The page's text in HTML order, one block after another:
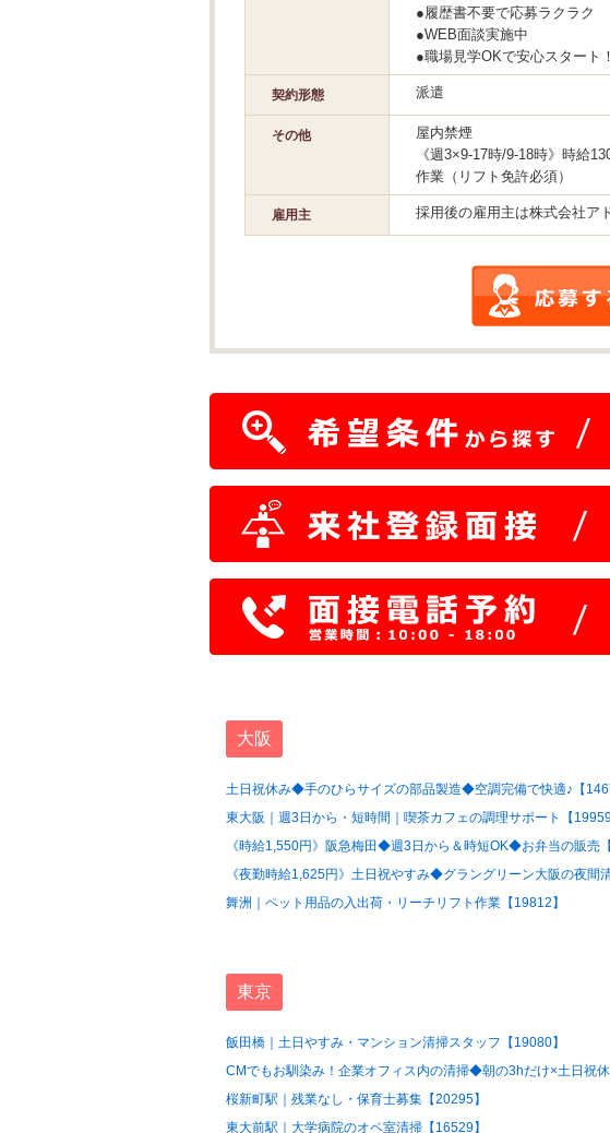
●履歴書不要で応募ラクラク
●WEB面談実施中
●職場見学OKで安心スタート！
契約形態 派遣
その他
屋内禁煙
《週3×9-17時/9-18時》時給
作業（リフト免許必須）
雇用主 採用後の雇用主は株式会社ア
大阪
土日祝休み◆手のひらサイズの部品製造◆空調完備で快適♪【
東大阪｜週3日から・短時間｜喫茶カフェの調理サポート【19959
《時給1,550円》阪急梅田◆週3日から＆時短OK◆お弁当の販売
《夜勤時給1,625円》土日祝やすみ◆グラングリーン大阪の夜間
舞洲｜ペット用品の入出荷・リーチリフト作業【19812】
東京
飯田橋｜土日やすみ・マンション清掃スタッフ【19080】
CMでもお馴染み！企業オフィス内の清掃◆朝の3hだけ×土日祝休
桜新町駅｜残業なし・保育士募集【20295】
東大前駅｜大学病院のオペ室清掃【16529】